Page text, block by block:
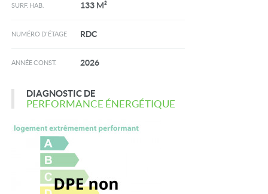
SURF. HAB. 133 M²
NUMÉRO D'ÉTAGE RDC
ANNÉE CONST. 2026
DIAGNOSTIC DE
PERFORMANCE ÉNERGÉTIQUE